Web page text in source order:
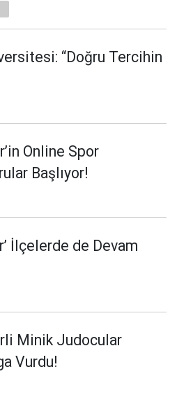
“Doğru Tercihin
Online Spor
Başlıyor!
İlçelerde de Devam
Minik Judocular
Vurdu!